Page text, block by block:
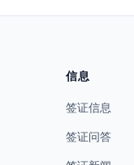
信息
签证信息
签证问答